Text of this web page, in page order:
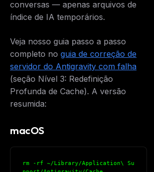
conversas — apenas arquivos de
índice de IA temporários.
Veja nosso guia passo a passo
completo no guia de correção de
servidor do Antigravity com falha
(seção Nível 3: Redefinição
Profunda de Cache). A versão
resumida:
macOS
rm -rf ~/Library/Application\ Su